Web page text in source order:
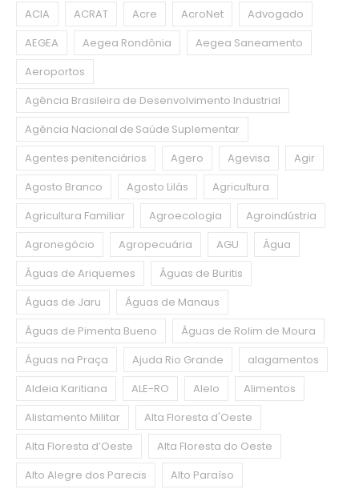
ACIA
ACRAT Acre AcroNet
Advogado
AEGEA
Aegea Rondônia
Aegea Saneamento
Aeroportos
Agência Brasileira de Desenvolvimento Industrial
Agência Nacional de Saúde Suplementar
Agentes penitenciários
Agero Agevisa
Agir
Agosto Branco
Agosto Lilás
Agricultura
Agricultura Familiar
Agroecologia
Agroindústria
Agronegócio
Agropecuária AGU
Água
Águas de Ariquemes
Águas de Buritis
Águas de Jaru
Águas de Manaus
Águas de Pimenta Bueno
Águas de Rolim de Moura
Águas na Praça
Ajuda Rio Grande
alagamentos
Aldeia Karitiana
ALE-RO Alelo
Alimentos
Alistamento Militar
Alta Floresta d'Oeste
Alta Floresta d’Oeste
Alta Floresta do Oeste
Alto Alegre dos Parecis
Alto Paraíso